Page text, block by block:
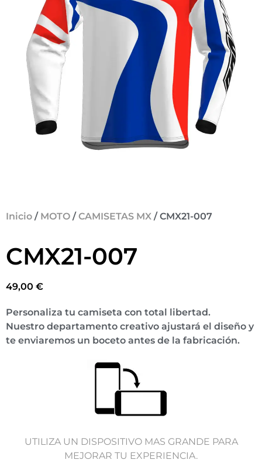
Inicio / MOTO /CAMISETAS MX / CMX21-007
CMX21-007
49,00 €
Personaliza tu camiseta con total libertad.
Nuestro departamento creativo ajustará el diseño y
te enviaremos un boceto antes de la fabricación.
UTILIZA UN DISPOSITIVO MAS GRANDE PARA
MEJORAR TU EXPERIENCIA.